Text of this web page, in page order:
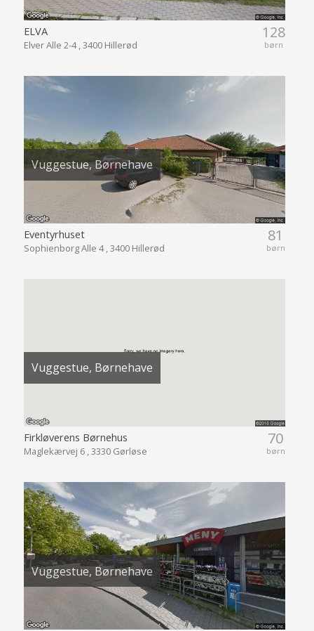
128
børn
ELVA
Elver Alle 2-4 , 3400 Hillerød
Vuggestue, Børnehave
81
børn
Eventyrhuset
Sophienborg Alle 4 , 3400 Hillerød
Vuggestue, Børnehave
70
børn
Firkløverens Børnehus
Maglekærvej 6 , 3330 Gørløse
Vuggestue, Børnehave